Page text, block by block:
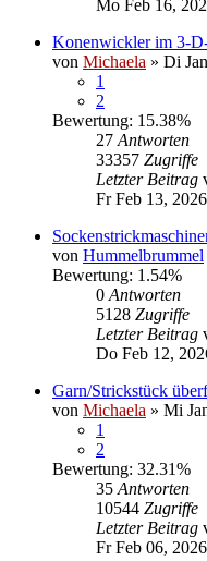
Mo Feb 16,
Konenwickler im 3-
von Michaela » Di
1
2
Bewertung: 15.38%
27 Antworten
33357 Zugriffe
Letzter Beitrag
Fr Feb 13,
von Hummelbrummel
Bewertung: 1.54%
0 Antworten
5128 Zugriffe
Letzter Beitrag
Do Feb 12,
Garn/Strickstück
von Michaela » Mi
1
2
Bewertung: 32.31%
35 Antworten
10544 Zugriffe
Letzter Beitrag
Fr Feb 06,